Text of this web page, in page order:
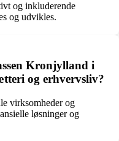
og inkluderende
og udvikles.
Kronjylland i
og erhvervsliv?
virksomheder og
løsninger og